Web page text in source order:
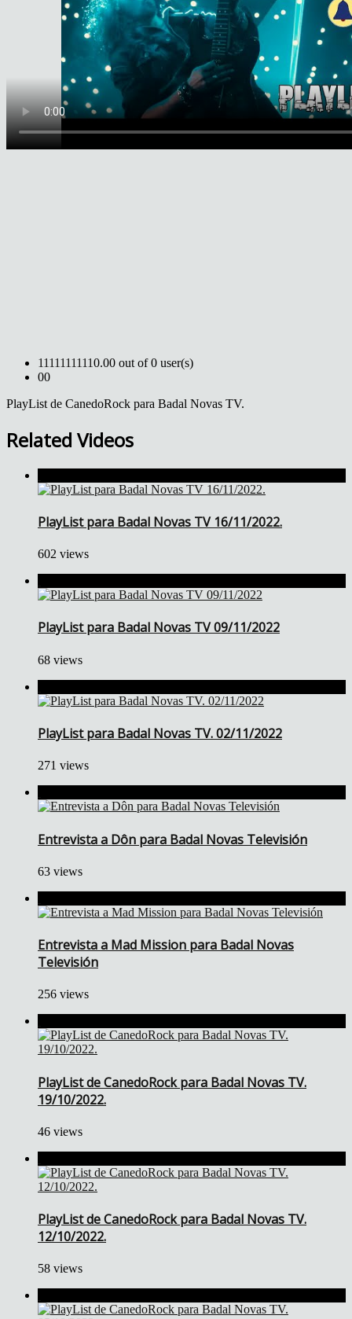
11111111110.00 out of 0 user(s)
00
PlayList de CanedoRock para Badal Novas TV.
Related Videos
PlayList para Badal Novas TV 16/11/2022.
602 views
PlayList para Badal Novas TV 09/11/2022
68 views
PlayList para Badal Novas TV. 02/11/2022
271 views
Entrevista a Dôn para Badal Novas Televisión
63 views
Entrevista a Mad Mission para Badal Novas
Televisión
256 views
PlayList de CanedoRock para Badal Novas TV.
19/10/2022.
46 views
PlayList de CanedoRock para Badal Novas TV.
12/10/2022.
58 views